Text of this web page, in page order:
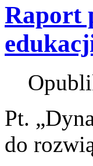
Raport
Pt.
do